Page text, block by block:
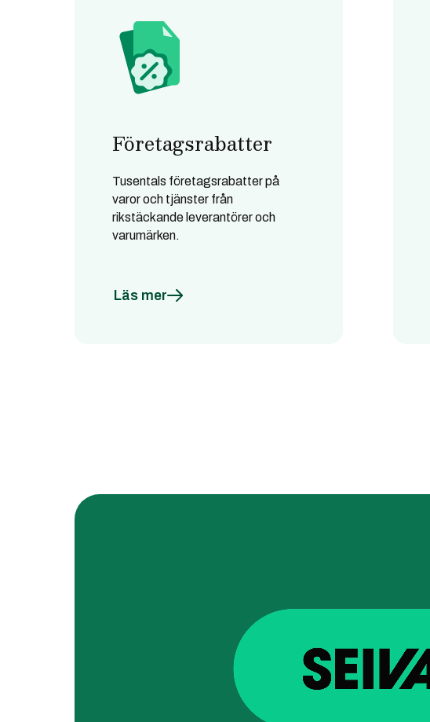
Företagsrabatter
Tusentals företagsrabatter på
varor och tjänster från
rikstäckande leverantörer och
varumärken.
Läs mer